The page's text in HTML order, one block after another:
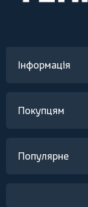
Інформація
Покупцям
Популярне